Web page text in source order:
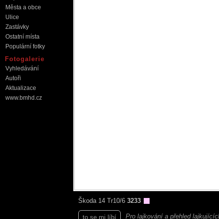
Škoda 14 Tr10/6 3233
to se mi líbí Pro lajkování a přehled
Města a obce
Ulice
Zastávky
Ostatní místa
Populární fotky
Fotogalerie
Vyhledávání
Autoři
Aktualizace
www.bmhd.cz